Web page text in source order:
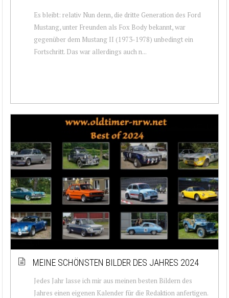
Es bleibt: relativ Nun denn, die dritte Generation des Ford
Mustang, unter Freunden als Fox Body bekannt, war
gegenüber dem Mustang II (1973-1978) unbedingt ein
Fortschritt. Das war allerdings auch n...
MEINE SCHÖNSTEN BILDER DES JAHRES 2024
Jedes Jahr lasse ich mir aus meinen besten Bildern des
Jahres einen eigenen Kalender für die Redaktion anfertigen.